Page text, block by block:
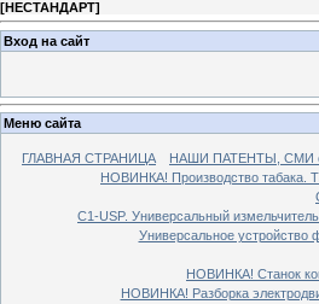
[НЕСТАНДАРТ]
Вход на сайт
Меню сайта
ГЛАВНАЯ СТРАНИЦА НАШИ ПАТЕНТЫ, СМИ
НОВИНКА! Производство табака.
С1-USP. Универсальный
Универсальное устройство
НОВИНКА! Станок
НОВИНКА! Разборка